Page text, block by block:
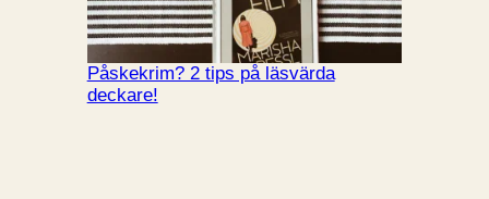
Påskekrim? 2 tips på läsvärda
deckare!